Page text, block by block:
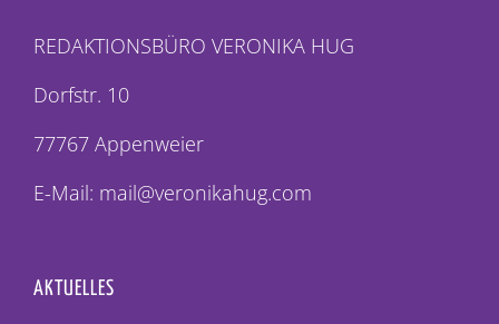
REDAKTIONSBÜRO VERONIKA HUG
Dorfstr. 10
77767 Appenweier
E-Mail: mail@veronikahug.com
AKTUELLES